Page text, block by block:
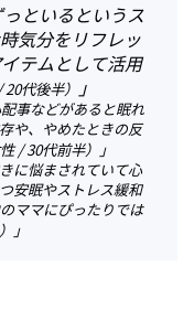
といるというス
気分をリフレッ
テムとして活用
代後半） 」
事などがあると眠れ
や、やめたときの反
/ 30代前半） 」
に悩まされていて心
安眠やストレス緩和
ママにぴったりでは
」